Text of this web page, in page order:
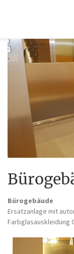
Bürogebäude
Ersatzanlage mit
Farbglasauskleidung